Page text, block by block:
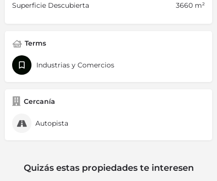
Superficie Descubierta 3660 m²
Terms
Industrias y Comercios
Cercanía
Autopista
Quizás estas propiedades te interesen